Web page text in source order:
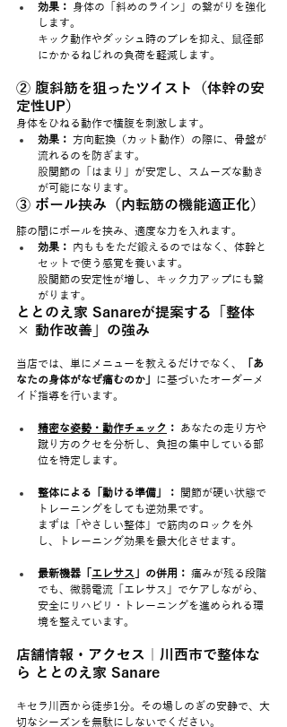
効果： 身体の「斜めのライン」の繋がりを強化
します。
キック動作やダッシュ時のブレを抑え、鼠径部
にかかるねじれの負荷を軽減します。
② 腹斜筋を狙ったツイスト（体幹の安
定性UP）
身体をひねる動作で横腹を刺激します。
効果： 方向転換（カット動作）の際に、骨盤が
流れるのを防ぎます。
股関節の「はまり」が安定し、スムーズな動き
が可能になります。
③ ボール挟み（内転筋の機能適正化）
膝の間にボールを挟み、適度な力を入れます。
効果： 内ももをただ鍛えるのではなく、体幹と
セットで使う感覚を養います。
股関節の安定性が増し、キック力アップにも繋
がります。
ととのえ家 Sanareが提案する「整体
× 動作改善」の強み
当店では、単にメニューを教えるだけでなく、
「あ
なたの身体がなぜ痛むのか」 に基づいたオーダーメ
イド指導を行います。
精密な姿勢・動作チェック ： あなたの走り方や
蹴り方のクセを分析し、負担の集中している部
位を特定します。
整体による「動ける準備」：
関節が硬い状態で
トレーニングをしても逆効果です。
まずは「やさしい整体」で筋肉のロックを外
し、トレーニング効果を最大化させます。
最新機器「 エレサス」の併用： 痛みが残る段階
でも、微弱電流「エレサス」でケアしながら、
安全にリハビリ・トレーニングを進められる環
境を整えています。
店舗情報・アクセス｜川西市で整体な
ら ととのえ家 Sanare
キセラ川西から徒歩1分。その場しのぎの安静で、大
切なシーズンを無駄にしないでください。